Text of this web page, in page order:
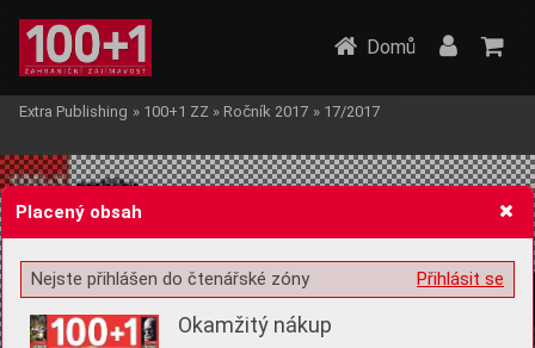
Žádost o souhlas s ukládáním volitelných informací
Domů
Extra Publishing » 100+1 ZZ » Ročník 2017 » 17/2017
Placený obsah
Přihlásit se
Nejste přihlášen do čtenářské zóny
Okamžitý nákup